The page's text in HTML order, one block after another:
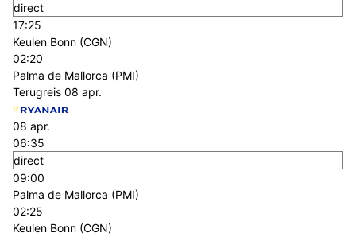
direct
17:25
Keulen Bonn (CGN)
02:20
Palma de Mallorca (PMI)
Terugreis 08 apr.
08 apr.
06:35
direct
09:00
Palma de Mallorca (PMI)
02:25
Keulen Bonn (CGN)